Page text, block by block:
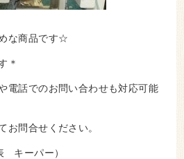
な商品です☆
＊
電話でのお問い合わせも対応可能
お問合せください。
キーパー）